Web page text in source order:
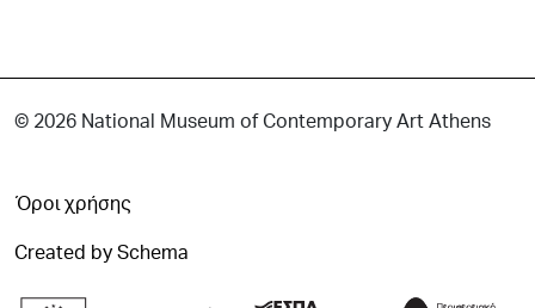
© 2026 National Museum of Contemporary Art Athens
Όροι χρήσης
Created by Schema